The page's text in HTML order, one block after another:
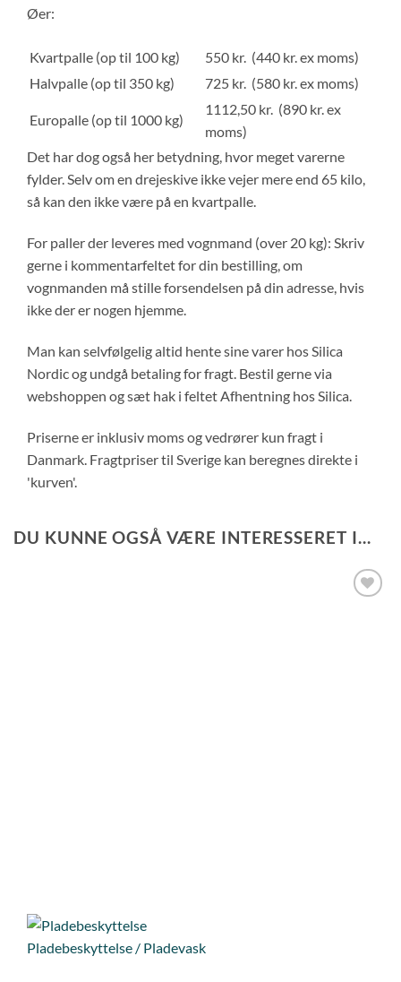
Øer:
Kvartpalle (op til 100 kg)
550 kr. (440 kr. ex moms)
Halvpalle (op til 350 kg)
725 kr. (580 kr. ex moms)
Europalle (op til 1000 kg)
1112,50 kr. (890 kr. ex
moms)
Det har dog også her betydning, hvor meget varerne
fylder. Selv om en drejeskive ikke vejer mere end 65 kilo,
så kan den ikke være på en kvartpalle.
For paller der leveres med vognmand (over 20 kg): Skriv
gerne i kommentarfeltet for din bestilling, om
vognmanden må stille forsendelsen på din adresse, hvis
ikke der er nogen hjemme.
Man kan selvfølgelig altid hente sine varer hos Silica
Nordic og undgå betaling for fragt. Bestil gerne via
webshoppen og sæt hak i feltet Afhentning hos Silica.
Priserne er inklusiv moms og vedrører kun fragt i
Danmark. Fragtpriser til Sverige kan beregnes direkte i
'kurven'.
DU KUNNE OGSÅ VÆRE INTERESSERET I...
Pladebeskyttelse / Pladevask